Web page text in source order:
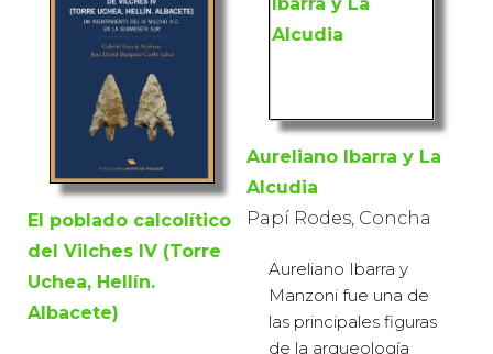
El poblado calcolítico
del Vilches IV (Torre
Uchea, Hellín.
Albacete)
Aureliano Ibarra y La
Alcudia
Papí Rodes, Concha
Aureliano Ibarra y
Manzoni fue una de
las principales figuras
de la arqueología